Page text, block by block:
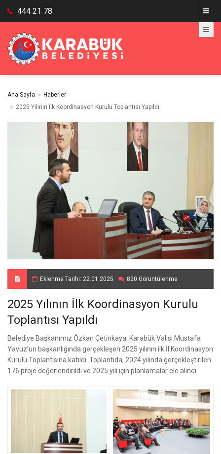
444 21 78
Ana Sayfa
Haberler
2025 Yılının İlk Koordinasyon Kurulu Toplantısı Yapıldı
Eklenme Tarihi: 22.01.2025 820 Görüntülenme
2025 Yılının İlk Koordinasyon Kurulu
Toplantısı Yapıldı
Belediye Başkanımız Özkan Çetinkaya, Karabük Valisi Mustafa
Yavuz’un başkanlığında gerçekleşen 2025 yılının ilk İl Koordinasyon
Kurulu Toplantısına katıldı. Toplantıda, 2024 yılında gerçekleştirilen
176 proje değerlendirildi ve 2025 yılı için planlamalar ele alındı.